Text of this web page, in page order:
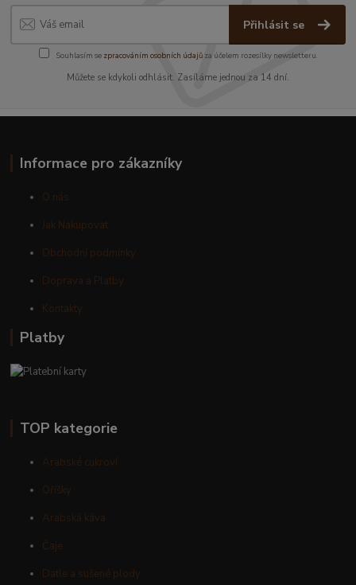
Přihlásit se
Souhlasím se zpracováním osobních údajůza účelem rozesílky newsletteru.
Můžete se kdykoli odhlásit. Zasíláme jednou za 14 dní.
Informace pro zákazníky
O nás
Jak Nakupovat
Obchodní podmínky
Doprava a Platby
Kontakty
Platby
TOP kategorie
Arabské cukroví
Oříšky
Arabská káva
Čaje
Datle a sušené plody